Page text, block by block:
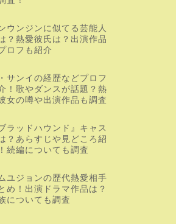
ウンジンに似てる芸能人
？熱愛彼氏は？出演作品
ロフも紹介
サンイの経歴などプロフ
！歌やダンスが話題？熱
女の噂や出演作品も調査
ラッドハウンド』キャス
？あらすじや見どころ紹
続編についても調査
ユジョンの歴代熱愛相手
め！出演ドラマ作品は？
についても調査